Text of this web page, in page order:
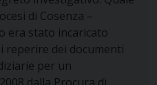
di Cosenza –
era stato incaricato
reperire dei documenti
per un
dalla Procura di